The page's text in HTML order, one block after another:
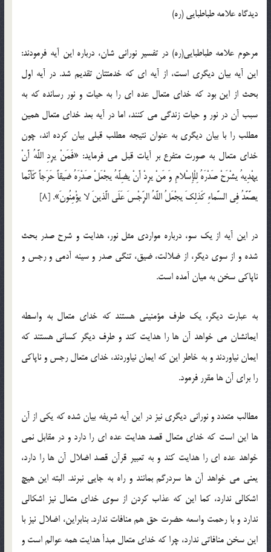
دیدگاه علامه طباطبایی (ره)
مرحوم علامه طباطبایی(ره) در تفسیر نورانی شان، درباره این آیه فرمودند:
این آیه بیان دیگری است، از آیه ای كه خدمتتان تقدیم شد. در آیه اول
بحث از این بود كه خدای متعال عده ای را به حیات و نور رسانده كه به
سبب آن در نور و حیات زندگی می كنند، اما در آیه بعد خدای متعال همین
مطلب را با بیان دیگری به عنوان نتیجه مطلب قبلی بیان كرده اند، چون
خدای متعال به صورت متفرع بر آیات قبل می فرماید: «فَمَنْ یرِدِ اللَّهُ أَنْ
یهْدِیهُ یشْرَحْ صَدْرَهُ لِلْإِسْلامِ وَ مَنْ یرِدْ أَنْ یضِلَّهُ یجْعَلْ صَدْرَهُ ضَیقاً حَرَجاً كَأَنَّما
یصَّعَّدُ فِی السَّماءِ كَذلِكَ یجْعَلُ اللَّهُ الرِّجْسَ عَلَى الَّذینَ لا یؤْمِنُونَ». [8]
در این آیه از یك سو، درباره مواردی مثل نور، هدایت و شرح صدر بحث
شده و از سوی دیگر، از ضلالت، ضیق، تنگی صدر و سینه آدمی و رجس و
ناپاكی سخن به میان آمده است.
به عبارت دیگر، یك طرف مؤمنینی هستند كه خدای متعال به واسطه
ایمانشان می خواهد آن ها را هدایت كند و طرف دیگر کسانی هستند كه
ایمان نیاوردند و به خاطر این که ایمان نیاوردند، خدای متعال رجس و ناپاكی
را برای آن ها مقرر فرمود.
مطالب متعدد و نورانی دیگری نیز در این آیه شریفه بیان شده که یكی از آن
ها این است كه خدای متعال قصد هدایت عده ای را دارد و در مقابل نمی
خواهد عده ای را هدایت كند و به تعبیر قرآن قصد اضلال آن ها را دارد،
یعنی می خواهد آن ها سردرگم بمانند و راه به جایی نبرند. البته این هیچ
اشكالی ندارد، كما این که عذاب كردن از سوی خدای متعال نیز اشكالی
ندارد و با رحمت واسعه حضرت حق هم منافات ندارد. بنابراین، اضلال نیز با
این سخن منافاتی ندارد، چرا كه خدای متعال مبدأ هدایت همه عوالم است و